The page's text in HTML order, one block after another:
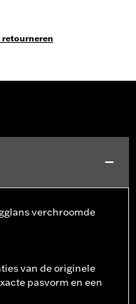
retourneren
verchroomde
van de originele
pasvorm en een